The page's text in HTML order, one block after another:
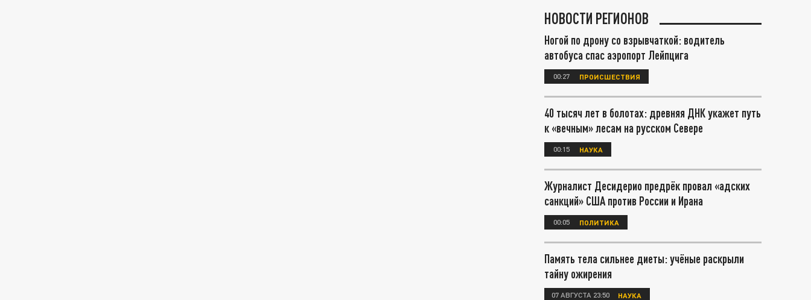
НОВОСТИ РЕГИОНОВ
Ногой по дрону со взрывчаткой: водитель
автобуса спас аэропорт Лейпцига
00:27 ПРОИСШЕСТВИЯ
40 тысяч лет в болотах: древняя ДНК укажет путь
к «вечным» лесам на русском Севере
00:15 НАУКА
Журналист Десидерио предрёк провал «адских
санкций» США против России и Ирана
00:05 ПОЛИТИКА
Память тела сильнее диеты: учёные раскрыли
тайну ожирения
07 АВГУСТА 23:50 НАУКА